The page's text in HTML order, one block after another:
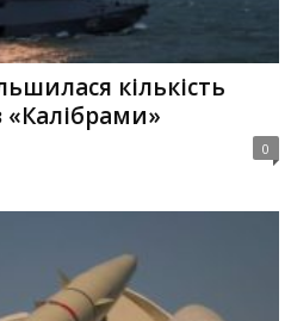
кількість
«Калібрами»
0